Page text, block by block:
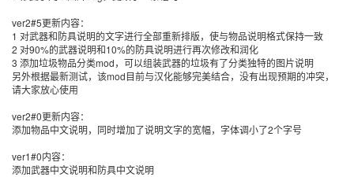
ver2#5更新内容：
1 对武器和防具说明的文字进行全部重新排版，使与物品说明格式保持一致
2 对90%的武器说明和10%的防具说明进行再次修改和润化
3 添加垃圾物品分类mod，可以组装武器的垃圾有了分类独特的图片说明
另外根据最新测试，该mod目前与汉化能够完美结合，没有出现预期的冲突，
请大家放心使用
ver2#0更新内容：
添加物品中文说明，同时增加了说明文字的宽幅，字体调小了2个字号
ver1#0内容：
添加武器中文说明和防具中文说明